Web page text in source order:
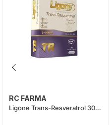
RC FARMA
Ligone Trans-Resveratrol 30 Kapsül